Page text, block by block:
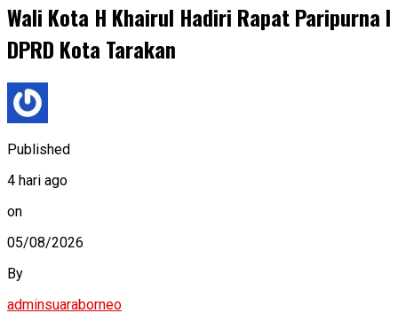
Wali Kota H Khairul Hadiri Rapat Paripurna I
DPRD Kota Tarakan
Published
4 hari ago
on
05/08/2026
By
adminsuaraborneo